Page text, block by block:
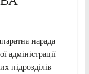
нарада
адміністрації
підрозділів